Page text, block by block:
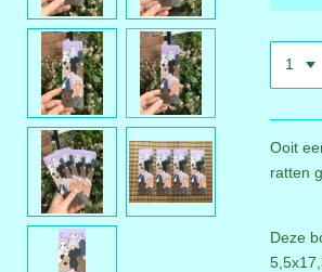
Ooit
ratten
Deze